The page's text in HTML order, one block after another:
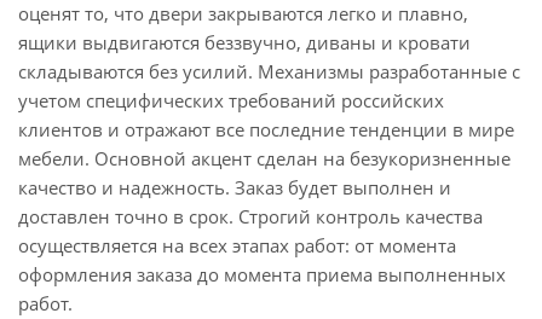
оценят то, что двери закрываются легко и плавно,
ящики выдвигаются беззвучно, диваны и кровати
складываются без усилий. Механизмы разработанные с
учетом специфических требований российских
клиентов и отражают все последние тенденции в мире
мебели. Основной акцент сделан на безукоризненные
качество и надежность. Заказ будет выполнен и
доставлен точно в срок. Строгий контроль качества
осуществляется на всех этапах работ: от момента
оформления заказа до момента приема выполненных
работ.